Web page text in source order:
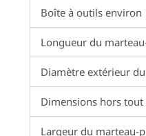
Boîte à outils environ
Longueur du
Diamètre extérieur
Dimensions hors tout
Largeur du marteau-